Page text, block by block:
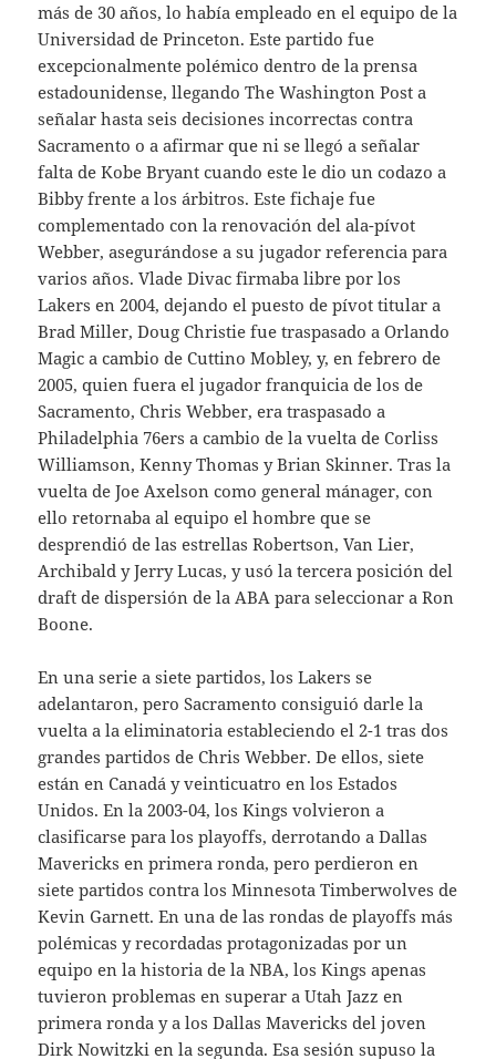
más de 30 años, lo había empleado en el equipo de la
Universidad de Princeton. Este partido fue
excepcionalmente polémico dentro de la prensa
estadounidense, llegando The Washington Post a
señalar hasta seis decisiones incorrectas contra
Sacramento o a afirmar que ni se llegó a señalar
falta de Kobe Bryant cuando este le dio un codazo a
Bibby frente a los árbitros. Este fichaje fue
complementado con la renovación del ala-pívot
Webber, asegurándose a su jugador referencia para
varios años. Vlade Divac firmaba libre por los
Lakers en 2004, dejando el puesto de pívot titular a
Brad Miller, Doug Christie fue traspasado a Orlando
Magic a cambio de Cuttino Mobley, y, en febrero de
2005, quien fuera el jugador franquicia de los de
Sacramento, Chris Webber, era traspasado a
Philadelphia 76ers a cambio de la vuelta de Corliss
Williamson, Kenny Thomas y Brian Skinner. Tras la
vuelta de Joe Axelson como general mánager, con
ello retornaba al equipo el hombre que se
desprendió de las estrellas Robertson, Van Lier,
Archibald y Jerry Lucas, y usó la tercera posición del
draft de dispersión de la ABA para seleccionar a Ron
Boone.
En una serie a siete partidos, los Lakers se
adelantaron, pero Sacramento consiguió darle la
vuelta a la eliminatoria estableciendo el 2-1 tras dos
grandes partidos de Chris Webber. De ellos, siete
están en Canadá y veinticuatro en los Estados
Unidos. En la 2003-04, los Kings volvieron a
clasificarse para los playoffs, derrotando a Dallas
Mavericks en primera ronda, pero perdieron en
siete partidos contra los Minnesota Timberwolves de
Kevin Garnett. En una de las rondas de playoffs más
polémicas y recordadas protagonizadas por un
equipo en la historia de la NBA, los Kings apenas
tuvieron problemas en superar a Utah Jazz en
primera ronda y a los Dallas Mavericks del joven
Dirk Nowitzki en la segunda. Esa sesión supuso la